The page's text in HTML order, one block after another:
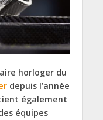
horloger du
depuis l’année
également
équipes